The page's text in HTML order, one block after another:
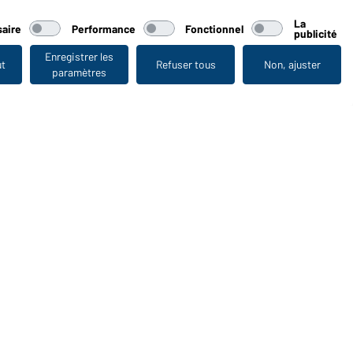
Vu en dernier
Performance Fonctionnel La
publicité
Enregistrer les
paramètres
Refuser tous Non, ajuster